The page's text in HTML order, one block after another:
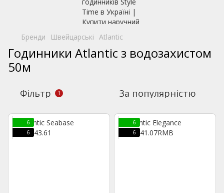
Бренди Швейцарські Atlantic
Годинники Atlantic з водозахистом
50м
Фільтр 1 За популярністю
6
6
6
6